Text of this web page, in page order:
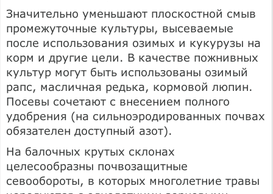
Значительно уменьшают плоскостной смыв
промежуточные культуры, высеваемые
после использования озимых и кукурузы на
корм и другие цели. В качестве пожнивных
культур могут быть использованы озимый
рапс, масличная редька, кормовой люпин.
Посевы сочетают с внесением полного
удобрения (на сильноэродированных почвах
обязателен доступный азот).
На балочных крутых склонах
целесообразны почвозащитные
севообороты, в которых многолетние травы